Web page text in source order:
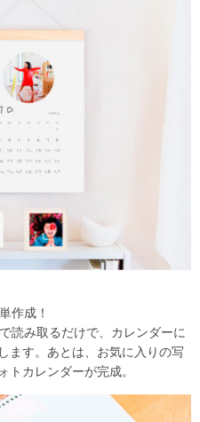
作成！
読み取るだけで、カレンダーに
ます。あとは、お気に入りの写
トカレンダーが完成。